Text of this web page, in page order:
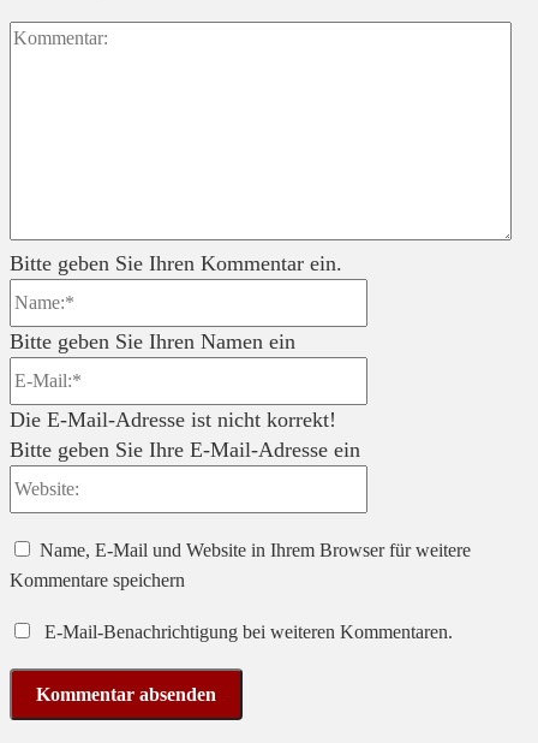
Bitte geben Sie Ihren Kommentar ein.
Bitte geben Sie Ihren Namen ein
Mail:*
Die E-Mail-Adresse ist nicht korrekt!
Bitte geben Sie Ihre E-Mail-Adresse ein
Name, E-Mail und Website in Ihrem Browser für weitere
Kommentare speichern
E-Mail-Benachrichtigung bei weiteren Kommentaren.